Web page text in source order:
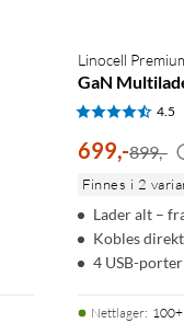
Linocell
GaN
4.5
699,-899,-
Finnes i 2
Lader alt –
Kobles
4 USB-porter
Nettlager: